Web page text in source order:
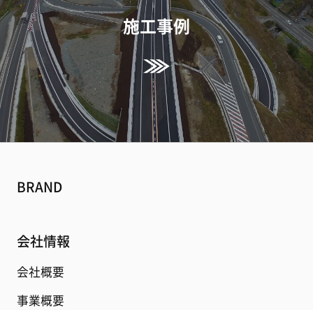
施工事例
BRAND
会社情報
会社概要
事業概要